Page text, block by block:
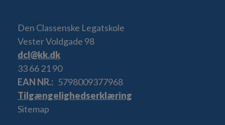
Den Classenske Legatskole
Vester Voldgade 98
dcl@kk.dk
33 66 21 90
EAN NR.
5798009377968
Tilgængelighedserklæring
Sitemap